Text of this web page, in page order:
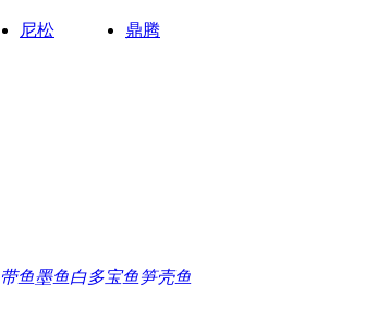
尼松 鼎腾
带鱼墨鱼白多宝鱼笋壳鱼